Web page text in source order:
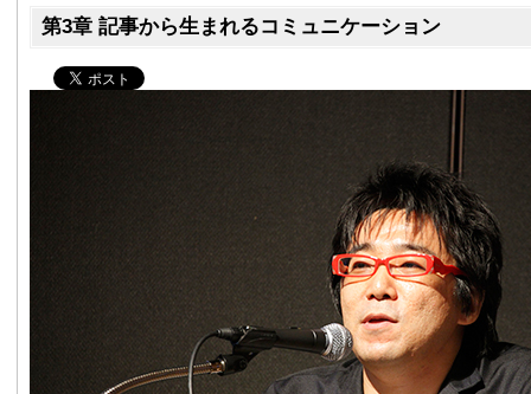
第3章 記事から生まれるコミュニケーション